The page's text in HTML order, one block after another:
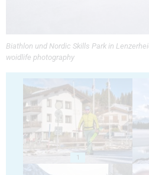
Biathlon und Nordic Skills Park in
woidlife photography
1